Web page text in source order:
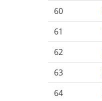
60
61
62
63
64